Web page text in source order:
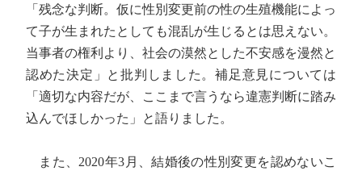
「残念な判断。仮に性別変更前の性の生殖機能によっ
て子が生まれたとしても混乱が生じるとは思えない。
当事者の権利より、社会の漠然とした不安感を漫然と
認めた決定」と批判しました。補足意見については
「適切な内容だが、ここまで言うなら違憲判断に踏み
込んでほしかった」と語りました。
また、2020年3月、結婚後の性別変更を認めないこ